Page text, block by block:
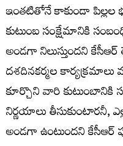
ఇంతటితోనే కాకుండా పిల్లల
కుటుంబ సంక్షేమానికి
అండగా నిలుస్తుందని కేసీఆర్
దశదినకర్మల కార్యక్రమాలు
కూర్చొని వారి కుటుంబానికి
నిర్ణయాలు తీసుకుంటారనీ,
అండగా ఉంటుందని కేసీఆర్